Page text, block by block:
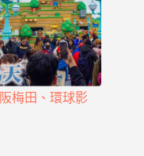
梅田、環球影